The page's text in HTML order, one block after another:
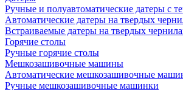
Ручные и полуавтоматические датеры с
Автоматические датеры на твердых
Встраиваемые датеры на твердых
Горячие столы
Ручные горячие столы
Мешкозашивочные машины
Автоматические мешкозашивочные
Ручные мешкозашивочные машинки